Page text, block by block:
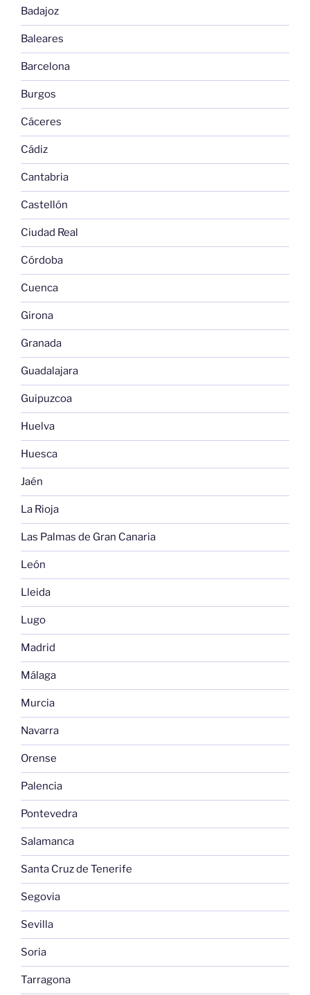
Badajoz
Baleares
Barcelona
Burgos
Cáceres
Cádiz
Cantabria
Castellón
Ciudad Real
Córdoba
Cuenca
Girona
Granada
Guadalajara
Guipuzcoa
Huelva
Huesca
Jaén
La Rioja
Las Palmas de Gran Canaria
León
Lleida
Lugo
Madrid
Málaga
Murcia
Navarra
Orense
Palencia
Pontevedra
Salamanca
Santa Cruz de Tenerife
Segovia
Sevilla
Soria
Tarragona